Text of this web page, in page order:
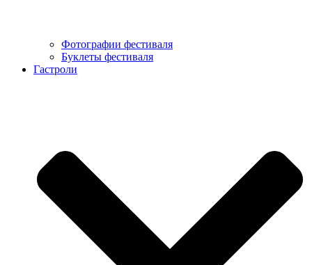
Фотографии фестиваля
Буклеты фестиваля
Гастроли